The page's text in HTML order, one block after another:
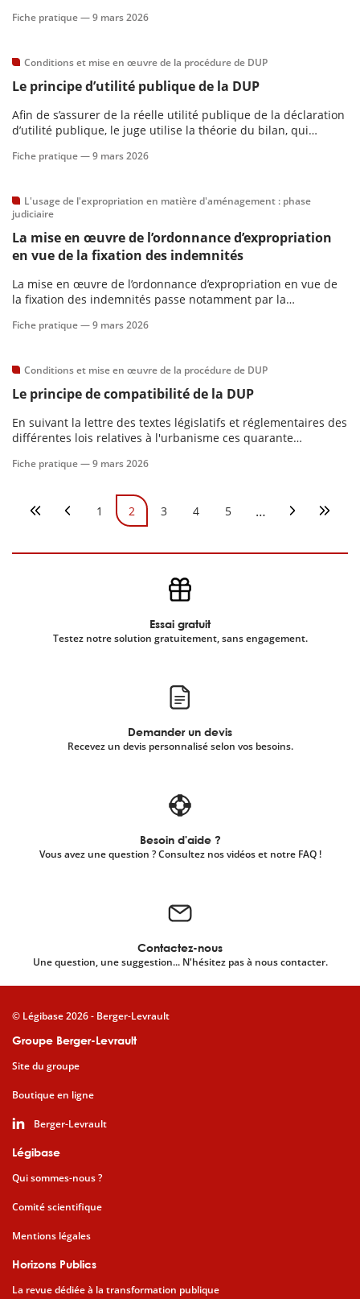
l’industrie, ceux exproprié en vue de l’aménagement
Fiche pratique —9 mars 2026
Conditions et mise en œuvre de la procédure de DUP
Le principe d’utilité publique de la DUP
Afin de s’assurer de la réelle utilité publique de la déclaration
d’utilité publique, le juge utilise la théorie du bilan, qui
les inconvénients d’ordre social ou l’atteinte à d’autres intérêts
Fiche pratique —9 mars 2026
L'usage de l'expropriation en matière d'aménagement : phase
judiciaire
La mise en œuvre de l’ordonnance d’expropriation
en vue de la fixation des indemnités
La mise en œuvre de l’ordonnance d’expropriation en vue de
la fixation des indemnités passe notamment par la
de celle des offres par l'expropriant qui comporte la rédaction
Fiche pratique —9 mars 2026
Conditions et mise en œuvre de la procédure de DUP
Le principe de compatibilité de la DUP
En suivant la lettre des textes législatifs et réglementaires des
différentes lois relatives à l'urbanisme ces quarante
espaces ont été placées au cœur des opérations et sont
Fiche pratique —9 mars 2026
Pagination
Première page
Page précédente
Page
1 Page courante
2 Page
3 Page
4 Page
5 … Page
Essai gratuit
Testez notre solution gratuitement, sans engagement.
Demander un devis
Recevez un devis personnalisé selon vos besoins.
Besoin d'aide ?
Vous avez une question ? Consultez nos vidéos et notre FAQ !
Contactez-nous
Une question, une suggestion... N'hésitez pas à nous contacter.
Groupe Berger-Levrault
Site du groupe
Boutique en ligne
Berger-Levrault
Légibase
Qui sommes-nous ?
Comité scientifique
Mentions légales
Horizons Publics
La revue dédiée à la transformation publique
© Légibase 2026 - Berger-Levrault